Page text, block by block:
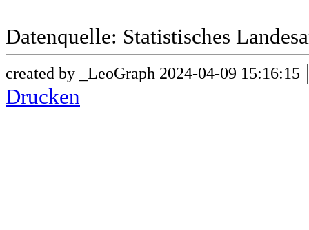
Datenquelle: Statistisches
created by _LeoGraph 2024-04-09 15:16:15
Drucken